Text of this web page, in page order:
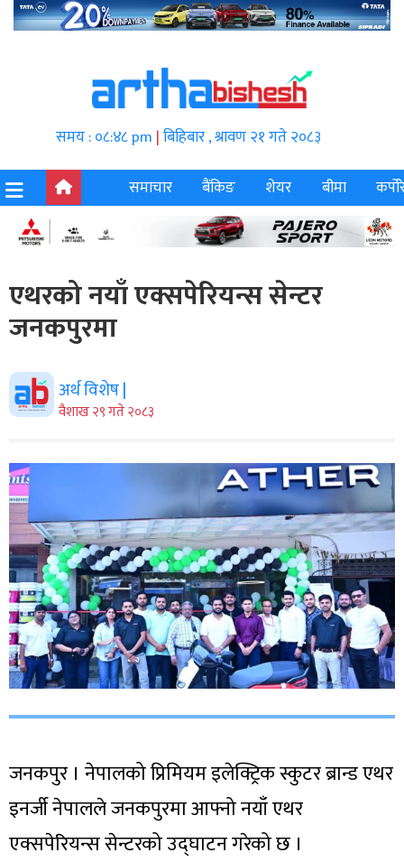
समय : ०८:४८ pm |बिहिबार , श्रावण २१ गते २०८३
समाचार
बैंकिङ शेयर बीमा
एथरको नयाँ एक्सपेरियन्स सेन्टर
जनकपुरमा
अर्थ विशेष |
वैशाख २९ गते २०८३
जनकपुर । नेपालको प्रिमियम इलेक्ट्रिक स्कुटर ब्रान्ड एथर
इनर्जी नेपालले जनकपुरमा आफ्नो नयाँ एथर
एक्सपेरियन्स सेन्टरको उद्घाटन गरेको छ ।